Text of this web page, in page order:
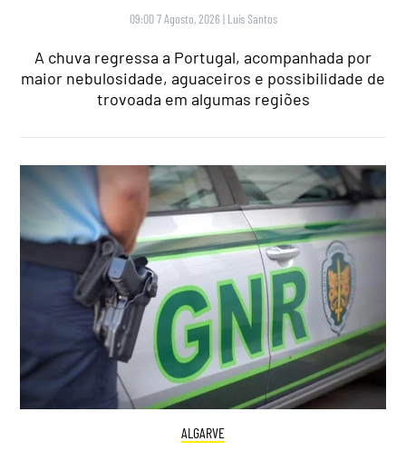
09:00 7 Agosto, 2026 | Luís Santos
A chuva regressa a Portugal, acompanhada por
maior nebulosidade, aguaceiros e possibilidade de
trovoada em algumas regiões
ALGARVE